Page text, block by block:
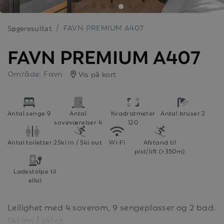
Søgeresultat FAVN PREMIUM A407
FAVN PREMIUM A407
Område: Favn Vis på kort
Antal senge 9
Antal
soveværelser 4
Kvadratmeter
120
Antal bruser 2
Antal toiletter 2Ski in / Ski out Wi-Fi
Afstand til
pist/lift (>350m)
Ladestolpe til
elbil
Leilighet med 4 soverom, 9 sengeplasser og 2 bad.
Ski inn / ski ut.